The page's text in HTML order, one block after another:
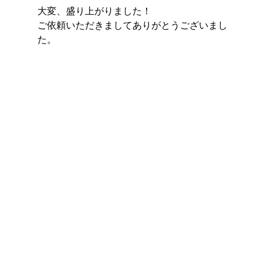
大変、盛り上がりました！
ご依頼いただきましてありがとうございまし
た。